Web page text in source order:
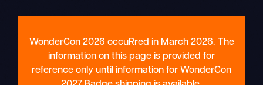
WonderCon 2026 occuRred in March 2026. The
information on this page is provided for
reference only until information for WonderCon